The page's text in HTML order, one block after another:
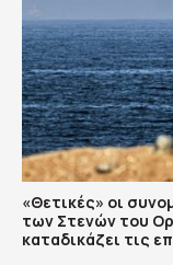
«Θετικές» οι
των Στενών του
καταδικάζει τις